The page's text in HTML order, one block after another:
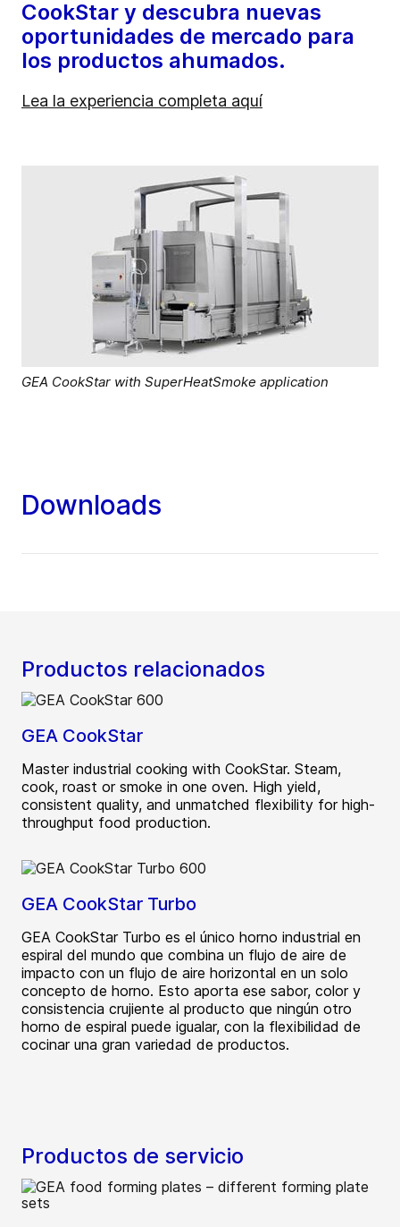
CookStar y descubra nuevas
oportunidades de mercado para
los productos ahumados.
Lea la experiencia completa aquí
GEA CookStar with SuperHeatSmoke application
Downloads
Productos relacionados
GEA CookStar
Master industrial cooking with CookStar. Steam,
cook, roast or smoke in one oven. High yield,
consistent quality, and unmatched flexibility for high-
throughput food production.
GEA CookStar Turbo
GEA CookStar Turbo es el único horno industrial en
espiral del mundo que combina un flujo de aire de
impacto con un flujo de aire horizontal en un solo
concepto de horno. Esto aporta ese sabor, color y
consistencia crujiente al producto que ningún otro
horno de espiral puede igualar, con la flexibilidad de
cocinar una gran variedad de productos.
Productos de servicio